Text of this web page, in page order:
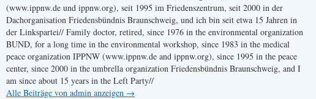
(www.ippnw.de und ippnw.org), seit 1995 im Friedenszentrum, seit 2000 in der
Dachorganisation Friedensbündnis Braunschweig, und ich bin seit etwa 15 Jahren in
der Linkspartei// Family doctor, retired, since 1976 in the environmental organization
BUND, for a long time in the environmental workshop, since 1983 in the medical
peace organization IPPNW (www.ippnw.de and ippnw.org), since 1995 in the peace
center, since 2000 in the umbrella organization Friedensbündnis Braunschweig, and I
am since about 15 years in the Left Party//
Alle Beiträge von admin anzeigen →